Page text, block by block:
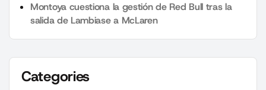
Montoya cuestiona la gestión de Red Bull tras la
salida de Lambiase a McLaren
Categories